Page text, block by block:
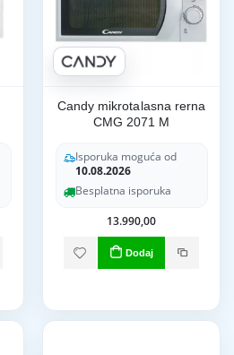
Candy mikrotalasna rerna
CMG 2071 M
Isporuka moguća od
10.08.2026
Besplatna isporuka
13.990,00
Dodaj